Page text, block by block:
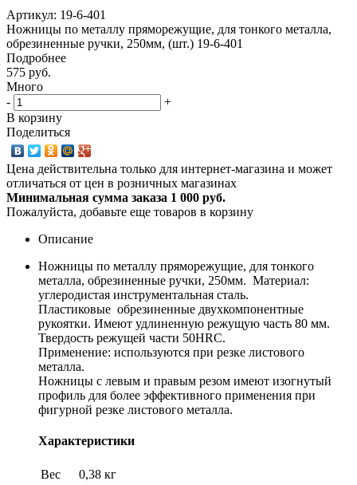
Артикул: 19-6-401
Ножницы по металлу пряморежущие, для тонкого металла,
обрезиненные ручки, 250мм, (шт.) 19-6-401
Подробнее
575 руб.
Много
-
+
В корзину
Поделиться
Цена действительна только для интернет-магазина и может
отличаться от цен в розничных магазинах
Минимальная сумма заказа 1 000 руб.
Пожалуйста, добавьте еще товаров в корзину
Описание
Ножницы по металлу пряморежущие, для тонкого
металла, обрезиненные ручки, 250мм. Материал:
углеродистая инструментальная сталь.
Пластиковые обрезиненные двухкомпонентные
рукоятки. Имеют удлиненную режущую часть 80 мм.
Твердость режущей части 50HRC.
Применение: используются при резке листового
металла.
Ножницы с левым и правым резом имеют изогнутый
профиль для более эффективного применения при
фигурной резке листового металла.
Характеристики
Вес 0,38 кг